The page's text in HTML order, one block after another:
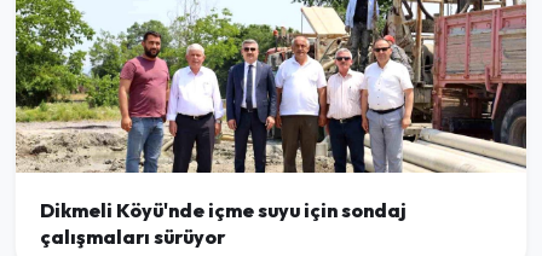
Dikmeli Köyü'nde içme suyu için sondaj
çalışmaları sürüyor